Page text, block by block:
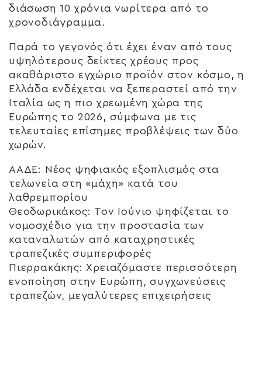
διάσωση 10 χρόνια νωρίτερα από το
χρονοδιάγραμμα.
Παρά το γεγονός ότι έχει έναν από τους
υψηλότερους δείκτες χρέους προς
ακαθάριστο εγχώριο προϊόν στον κόσμο, η
Ελλάδα ενδέχεται να ξεπεραστεί από την
Ιταλία ως η πιο χρεωμένη χώρα της
Ευρώπης το 2026, σύμφωνα με τις
τελευταίες επίσημες προβλέψεις των δύο
χωρών.
ΑΑΔΕ: Νέος ψηφιακός εξοπλισμός στα
τελωνεία στη «μάχη» κατά του
λαθρεμπορίου
Θεοδωρικάκος: Τον Ιούνιο ψηφίζεται το
νομοσχέδιο για την προστασία των
καταναλωτών από καταχρηστικές
τραπεζικές συμπεριφορές
Πιερρακάκης: Χρειαζόμαστε περισσότερη
ενοποίηση στην Ευρώπη, συγχωνεύσεις
τραπεζών, μεγαλύτερες επιχειρήσεις